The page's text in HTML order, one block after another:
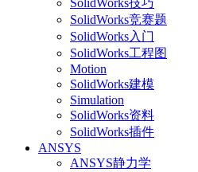
SolidWorks技巧
SolidWorks竞赛题
SolidWorks入门
SolidWorks工程图
Motion
SolidWorks建模
Simulation
SolidWorks资料
SolidWorks插件
ANSYS
ANSYS静力学